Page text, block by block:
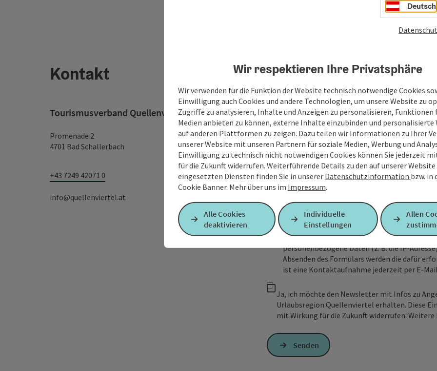
Kontakt
Tourismusverband Quellenviertel
Promenade 2
4701 Bad Schallerbach
+43 7249 42071 0
info@quellenviertel.at
Ihre Nachricht
Felder mit*sind Pflichtfelder
Vorname Nachname
Unverbindliche Anfrage*
Zum Schutz vor Spam wird Google
personenbezogene Daten (z. B. die IP-
Absenden des Formulars werden die dafür
ist eine Kontaktaufnahme jederzeit per E-
Ja, ich möchte den Newsletter mit Infos zu
Urlaubsregion Quellenviertel erhalten. Diese
mit Wirkung für die Zukunft widerrufen.
Senden
Deutsch
Wir respektieren Ihre Privatsphäre
Wir verwenden für die Funktion der Website technisch notwendige Cookies
Einwilligung auch Cookies und andere Technologien, um unsere Website zu
Zugriffe zu analysieren, Inhalte und Anzeigen zu personalisieren, Funktionen
Medien anbieten zu können, externe Inhalte einzubinden und personalisierte
auf anderen Plattformen zu zeigen. Dazu teilen wir Informationen zu Ihrer
unserer Website mit unseren Partnern für soziale Medien, Werbung und
Einwilligung zu technisch nicht notwendigen Cookies können Sie jederzeit
für die Zukunft widerrufen. Weiterführende Details zu den auf unserer Website
eingesetzten Diensten finden Sie in unserer Datenschutzinformation bzw. in
Cookie Banner. Mehr über uns im Impressum.
Alle Cookies
deaktivieren
Individuelle
Einstellungen
Allen